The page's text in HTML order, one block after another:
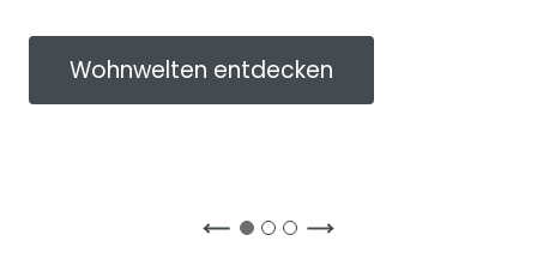
Wohnwelten entdecken